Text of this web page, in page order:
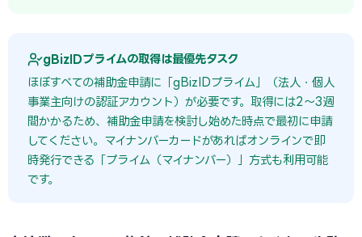
gBizIDプライムの取得は最優先タスク
ほぼすべての補助金申請に「gBizIDプライム」（法人・個人
事業主向けの認証アカウント）が必要です。取得には2〜3週
間かかるため、補助金申請を検討し始めた時点で最初に申請
してください。マイナンバーカードがあればオンラインで即
時発行できる「プライム（マイナンバー）」方式も利用可能
です。